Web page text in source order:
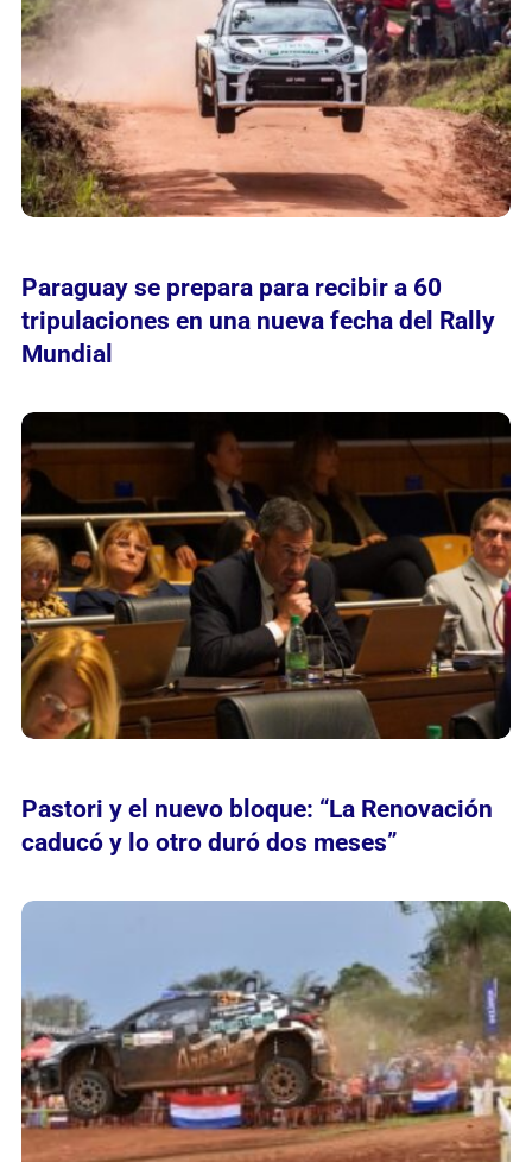
Paraguay se prepara para recibir a 60
tripulaciones en una nueva fecha del Rally
Mundial
Pastori y el nuevo bloque: “La Renovación
caducó y lo otro duró dos meses”